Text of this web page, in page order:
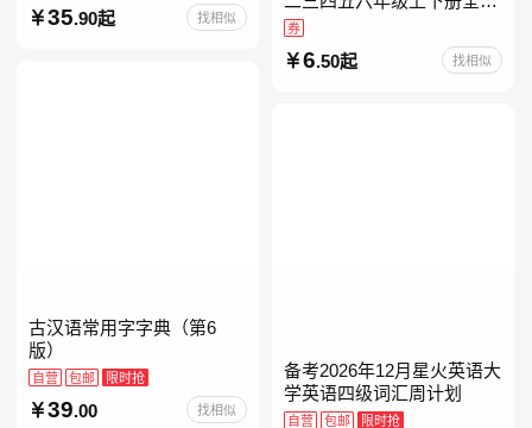
35.90起 找相似
人教版读读童谣和儿歌小鲤
鱼跳龙门和大人一起读中国
古代寓言安徒生童话学生阅
券
6.50起 找相似
古汉语常用字字典（第6
版）
自营 包邮 限时抢
39.00 找相似
备考2026年12月星火英语大
学英语四级词汇周计划
自营 包邮 限时抢